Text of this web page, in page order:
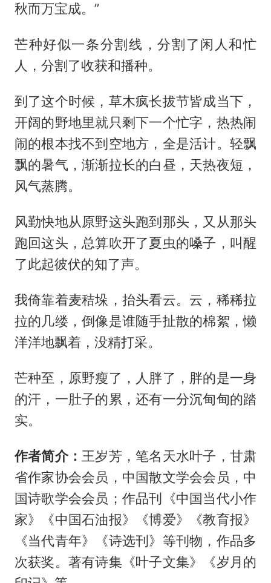
秋而万宝成。”
芒种好似一条分割线，分割了闲人和忙
人，分割了收获和播种。
到了这个时候，草木疯长拔节皆成当下，
开阔的野地里就只剩下一个忙字，热热闹
闹的根本找不到空地方，全是活计。轻飘
飘的暑气，渐渐拉长的白昼，天热夜短，
风气蒸腾。
风勤快地从原野这头跑到那头，又从那头
跑回这头，总算吹开了夏虫的嗓子，叫醒
了此起彼伏的知了声。
我倚靠着麦秸垛，抬头看云。云，稀稀拉
拉的几缕，倒像是谁随手扯散的棉絮，懒
洋洋地飘着，没精打采。
芒种至，原野瘦了，人胖了，胖的是一身
的汗，一肚子的累，还有一分沉甸甸的踏
实。
作者简介： 王岁芳，笔名天水叶子，甘肃
省作家协会会员，中国散文学会会员，中
国诗歌学会会员；作品刊《中国当代小作
家》《中国石油报》《博爱》《教育报》
《当代青年》《诗选刊》等刊物，作品多
次获奖。著有诗集《叶子文集》《岁月的